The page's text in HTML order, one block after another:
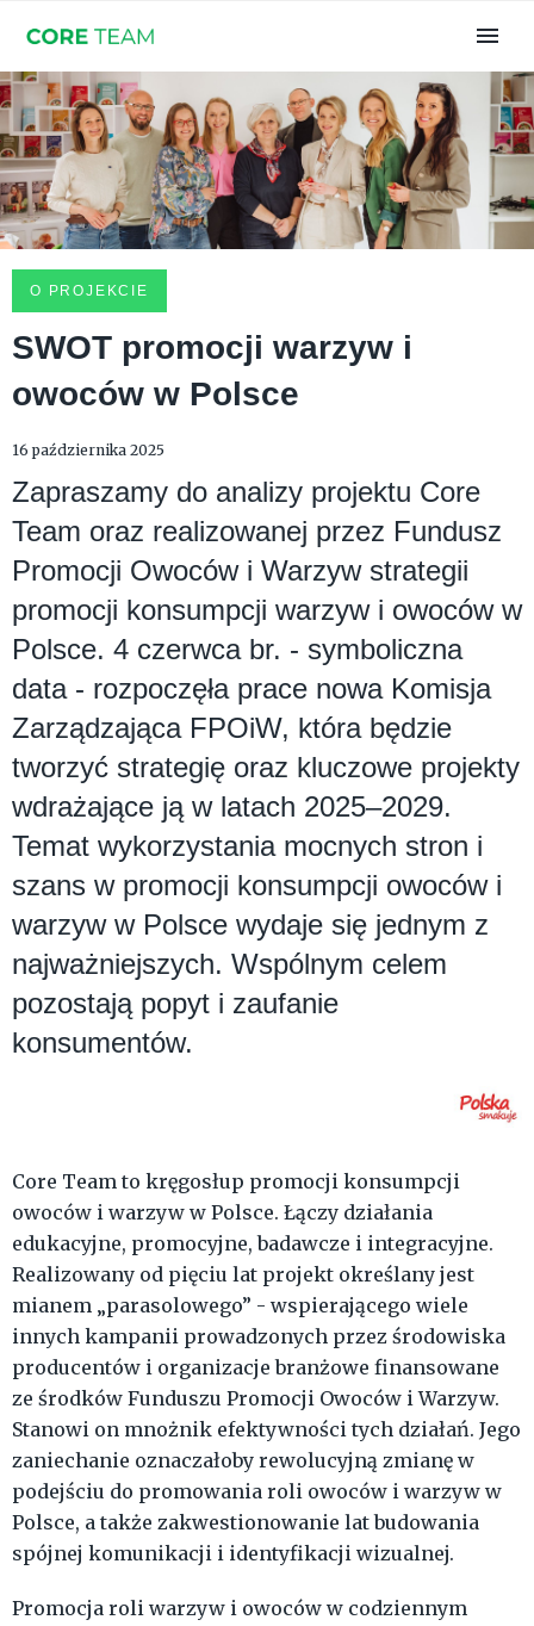
O PROJEKCIE
SWOT promocji warzyw i
owoców w Polsce
16 października 2025
Zapraszamy do analizy projektu Core
Team oraz realizowanej przez Fundusz
Promocji Owoców i Warzyw strategii
promocji konsumpcji warzyw i owoców w
Polsce. 4 czerwca br. - symboliczna
data - rozpoczęła prace nowa Komisja
Zarządzająca FPOiW, która będzie
tworzyć strategię oraz kluczowe projekty
wdrażające ją w latach 2025–2029.
Temat wykorzystania mocnych stron i
szans w promocji konsumpcji owoców i
warzyw w Polsce wydaje się jednym z
najważniejszych. Wspólnym celem
pozostają popyt i zaufanie
konsumentów.
Core Team to kręgosłup promocji konsumpcji
owoców i warzyw w Polsce. Łączy działania
edukacyjne, promocyjne, badawcze i integracyjne.
Realizowany od pięciu lat projekt określany jest
mianem „parasolowego” - wspierającego wiele
innych kampanii prowadzonych przez środowiska
producentów i organizacje branżowe finansowane
ze środków Funduszu Promocji Owoców i Warzyw.
Stanowi on mnożnik efektywności tych działań. Jego
zaniechanie oznaczałoby rewolucyjną zmianę w
podejściu do promowania roli owoców i warzyw w
Polsce, a także zakwestionowanie lat budowania
spójnej komunikacji i identyfikacji wizualnej.
Promocja roli warzyw i owoców w codziennym